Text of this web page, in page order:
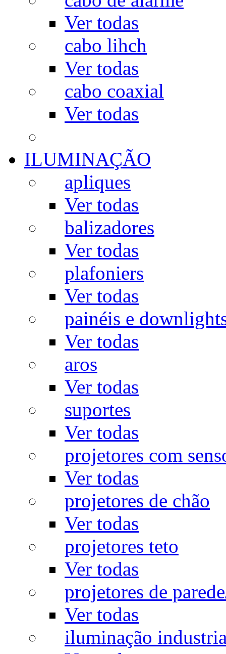
Ver todas
cabo lihch
Ver todas
cabo coaxial
Ver todas
ILUMINAÇÃO
apliques
Ver todas
balizadores
Ver todas
plafoniers
Ver todas
painéis e
Ver todas
aros
Ver todas
suportes
Ver todas
projetores com
Ver todas
projetores de chão
Ver todas
projetores teto
Ver todas
projetores de
Ver todas
iluminação